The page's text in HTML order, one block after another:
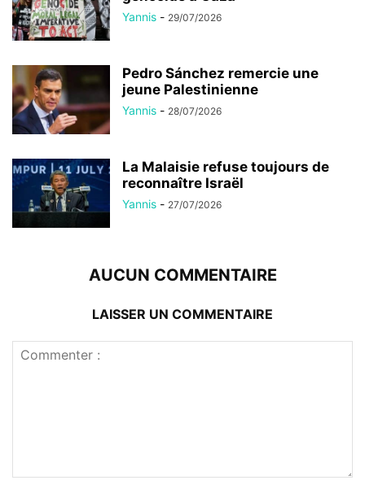
Yannis - 29/07/2026
Pedro Sánchez remercie une
jeune Palestinienne
Yannis - 28/07/2026
La Malaisie refuse toujours de
reconnaître Israël
Yannis - 27/07/2026
AUCUN COMMENTAIRE
LAISSER UN COMMENTAIRE